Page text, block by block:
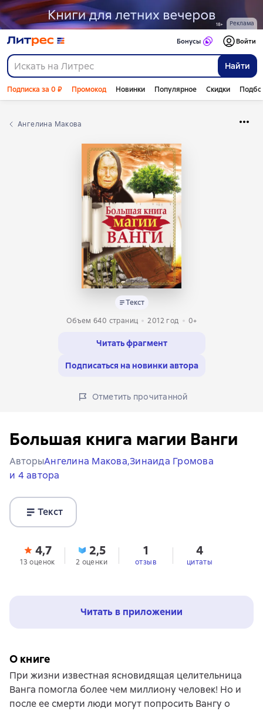
Реклама
Найти
Бонусы Войти
Подписка за 0 ₽ Промокод Новинки Популярное Скидки
Ангелина Макова
Текст
Объем 640 страниц
2012 год 0+
Читать фрагмент
Подписаться на новинки автора
Отметить прочитанной
Большая книга магии Ванги
АвторыАнгелина Макова,Зинаида Громова
и 4 автора
Текст
4,7
13 оценок
2,5
2 оценки
1
отзыв
4
цитаты
Читать в приложении
О книге
При жизни известная ясновидящая целительница
Ванга помогла более чем миллиону человек! Но и
после ее смерти люди могут попросить Вангу о